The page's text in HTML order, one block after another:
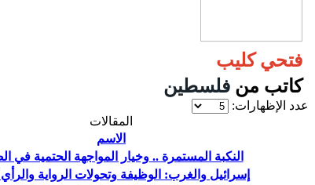
فتحي كليب
كاتب من فلسطين
عدد الإظهارات:
المقالات
الاسم
النكبة المستمرة .. وخيار المواجهة الحتمية في
إسرائيل والغرب: الوظيفة وتحولات الرواية والرأي